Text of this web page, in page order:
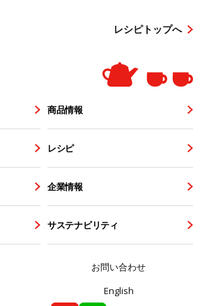
レシピトップへ
商品情報
レシピ
企業情報
サステナビリティ
お問い合わせ
English